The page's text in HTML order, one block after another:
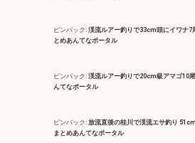
ピンバック: 渓流ルアー釣りで33cm頭にイワナ7
とめあんてなポータル
ピンバック: 渓流ルアー釣りで20cm級アマゴ10
んてなポータル
ピンバック: 放流直後の桂川で渓流エサ釣り
まとめあんてなポータル